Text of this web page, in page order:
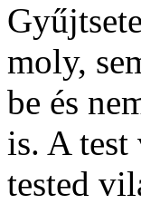
moly,
be és
is. A test
tested